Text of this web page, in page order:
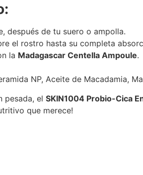
después de tu suero o ampolla.
el rostro hasta su completa
la Madagascar Centella Ampoule.
NP, Aceite de Macadamia,
pesada, el SKIN1004 Probio-Cica
que merece!